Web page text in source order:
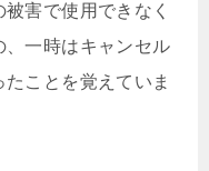
害で使用できなく
一時はキャンセル
ことを覚えていま